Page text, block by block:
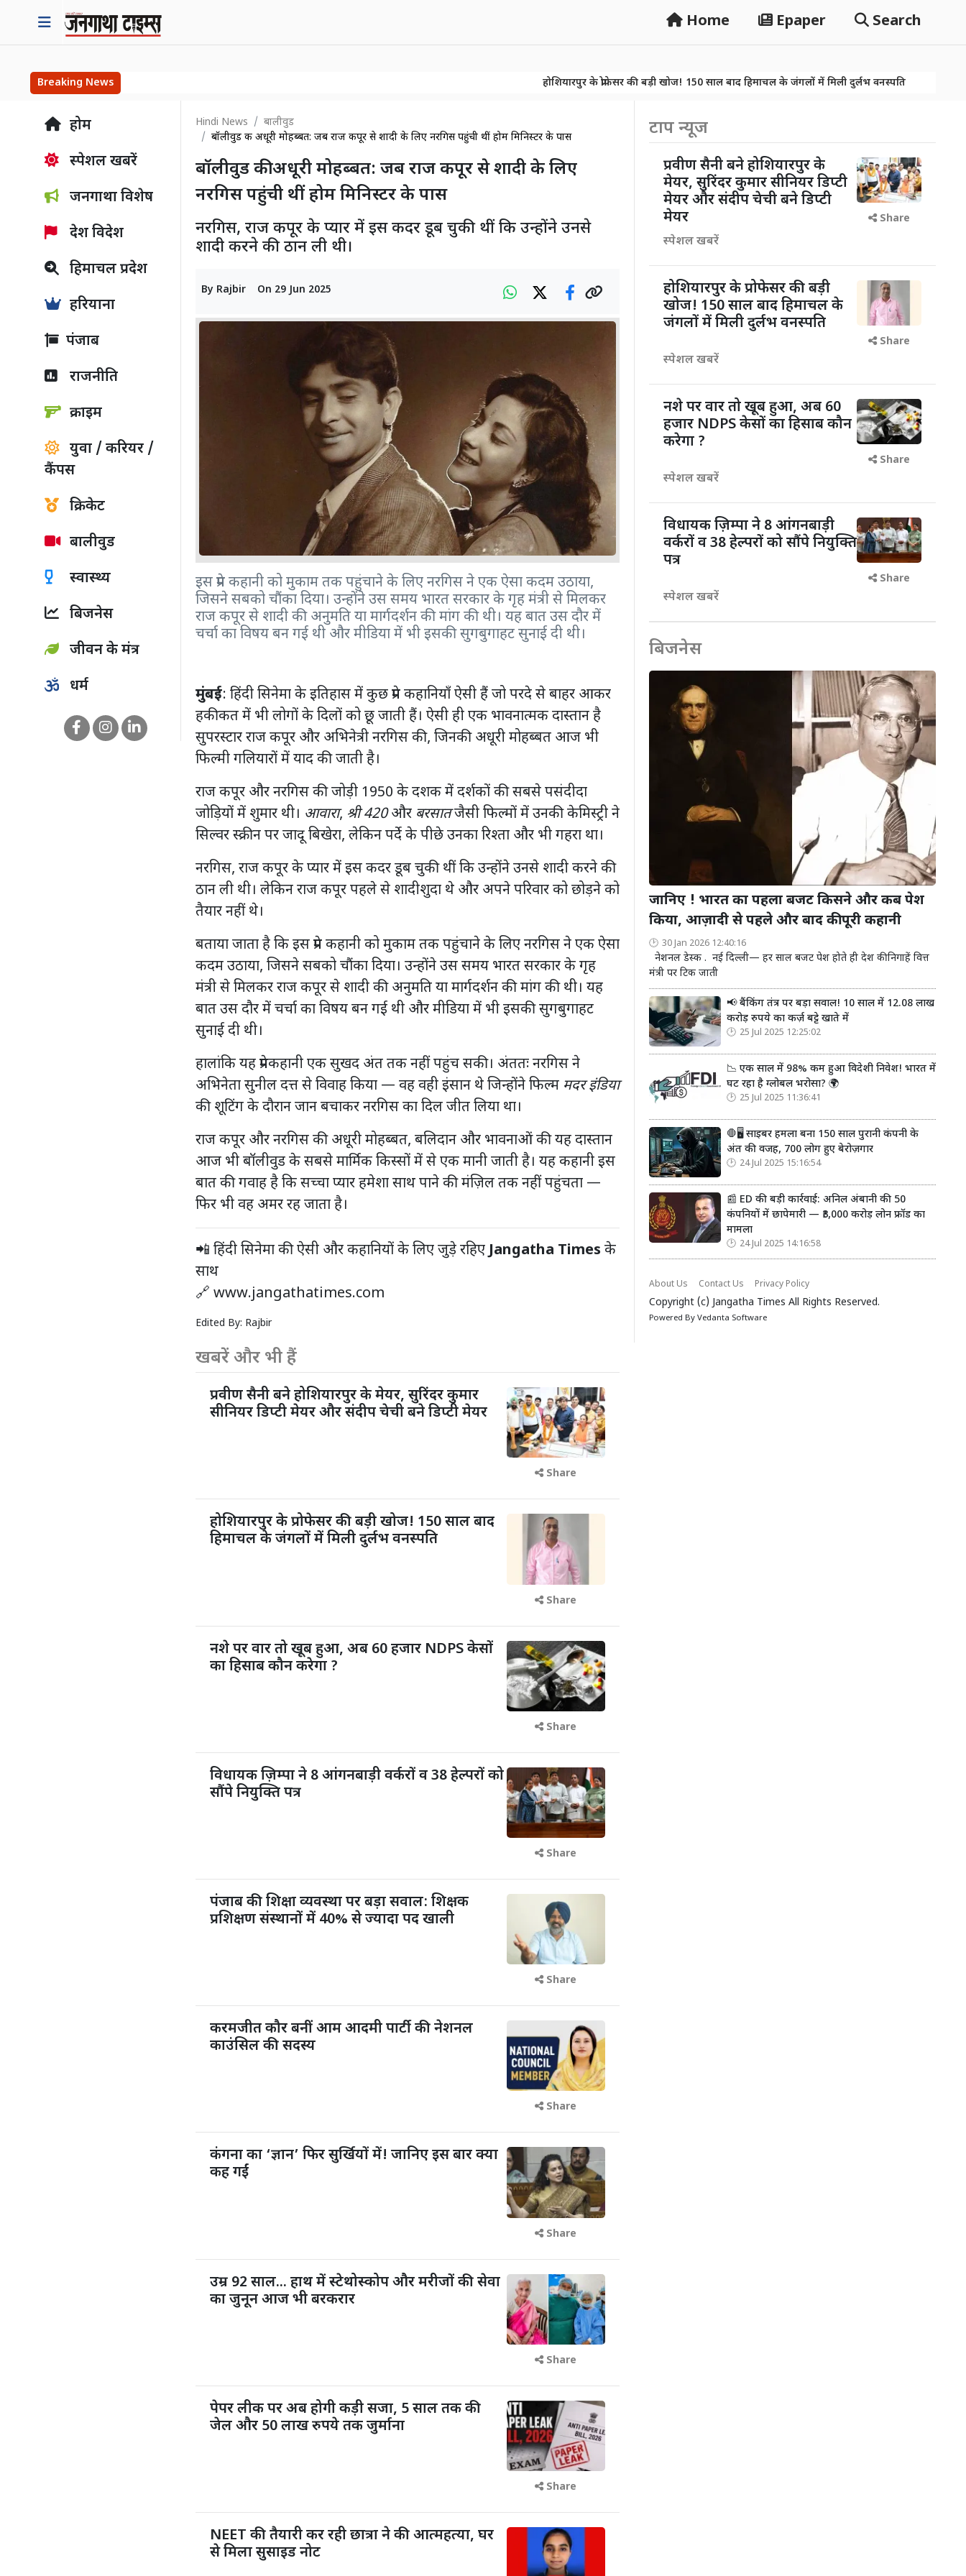
Home Epaper Search
Breaking News होशियारपुर के प्रोफेसर की बड़ी खोज! 150 साल बाद हिमाचल के जंगलों में मिली दुर्लभ वनस्पति
नशे पर वार तो खूब हुआ,
होम
स्पेशल खबरें
जनगाथा विशेष
देश विदेश
हिमाचल प्रदेश
हरियाना
पंजाब
राजनीति
क्राइम
युवा / करियर /
कैंपस
क्रिकेट
बालीवुड
स्वास्थ्य
बिजनेस
जीवन के मंत्र
धर्म
Hindi News
बालीवुड
बॉलीवुड की अधूरी मोहब्बत: जब राज कपूर से शादी के लिए नरगिस पहुंची थीं होम मिनिस्टर के पास
बॉलीवुड की अधूरी मोहब्बत: जब राज कपूर से शादी के लिए
नरगिस पहुंची थीं होम मिनिस्टर के पास
नरगिस, राज कपूर के प्यार में इस कदर डूब चुकी थीं कि उन्होंने उनसे
शादी करने की ठान ली थी।
By Rajbir On 29 Jun 2025
इस प्रेम कहानी को मुकाम तक पहुंचाने के लिए नरगिस ने एक ऐसा कदम उठाया,
जिसने सबको चौंका दिया। उन्होंने उस समय भारत सरकार के गृह मंत्री से मिलकर
राज कपूर से शादी की अनुमति या मार्गदर्शन की मांग की थी। यह बात उस दौर में
चर्चा का विषय बन गई थी और मीडिया में भी इसकी सुगबुगाहट सुनाई दी थी।
मुंबई: हिंदी सिनेमा के इतिहास में कुछ प्रेम कहानियाँ ऐसी हैं जो परदे से बाहर आकर
हकीकत में भी लोगों के दिलों को छू जाती हैं। ऐसी ही एक भावनात्मक दास्तान है
सुपरस्टार राज कपूर और अभिनेत्री नरगिस की, जिनकी अधूरी मोहब्बत आज भी
फिल्मी गलियारों में याद की जाती है।
राज कपूर और नरगिस की जोड़ी 1950 के दशक में दर्शकों की सबसे पसंदीदा
जोड़ियों में शुमार थी। आवारा, श्री 420और बरसातजैसी फिल्मों में उनकी केमिस्ट्री ने
सिल्वर स्क्रीन पर जादू बिखेरा, लेकिन पर्दे के पीछे उनका रिश्ता और भी गहरा था।
नरगिस, राज कपूर के प्यार में इस कदर डूब चुकी थीं कि उन्होंने उनसे शादी करने की
ठान ली थी। लेकिन राज कपूर पहले से शादीशुदा थे और अपने परिवार को छोड़ने को
तैयार नहीं थे।
बताया जाता है कि इस प्रेम कहानी को मुकाम तक पहुंचाने के लिए नरगिस ने एक ऐसा
कदम उठाया, जिसने सबको चौंका दिया। उन्होंने उस समय भारत सरकार के गृह
मंत्री से मिलकर राज कपूर से शादी की अनुमति या मार्गदर्शन की मांग की थी। यह
बात उस दौर में चर्चा का विषय बन गई थी और मीडिया में भी इसकी सुगबुगाहट
सुनाई दी थी।
हालांकि यह प्रेमकहानी एक सुखद अंत तक नहीं पहुंच सकी। अंततः नरगिस ने
अभिनेता सुनील दत्त से विवाह किया — वह वही इंसान थे जिन्होंने फिल्म मदर इंडिया
की शूटिंग के दौरान जान बचाकर नरगिस का दिल जीत लिया था।
राज कपूर और नरगिस की अधूरी मोहब्बत, बलिदान और भावनाओं की यह दास्तान
आज भी बॉलीवुड के सबसे मार्मिक किस्सों में से एक मानी जाती है। यह कहानी इस
बात की गवाह है कि सच्चा प्यार हमेशा साथ पाने की मंज़िल तक नहीं पहुंचता —
फिर भी वह अमर रह जाता है।
📲 हिंदी सिनेमा की ऐसी और कहानियों के लिए जुड़े रहिएJangatha Times के
साथ
🔗 www.jangathatimes.com
Edited By: Rajbir
खबरें और भी हैं
प्रवीण सैनी बने होशियारपुर के मेयर, सुरिंदर कुमार
सीनियर डिप्टी मेयर और संदीप चेची बने डिप्टी मेयर
Share
होशियारपुर के प्रोफेसर की बड़ी खोज! 150 साल बाद
हिमाचल के जंगलों में मिली दुर्लभ वनस्पति
Share
नशे पर वार तो खूब हुआ, अब 60 हजार NDPS केसों
का हिसाब कौन करेगा ?
Share
विधायक ज़िम्पा ने 8 आंगनबाड़ी वर्करों व 38 हेल्परों को
सौंपे नियुक्ति पत्र
Share
पंजाब की शिक्षा व्यवस्था पर बड़ा सवाल: शिक्षक
प्रशिक्षण संस्थानों में 40% से ज्यादा पद खाली
Share
करमजीत कौर बनीं आम आदमी पार्टी की नेशनल
काउंसिल की सदस्य
Share
कंगना का ‘ज्ञान’ फिर सुर्खियों में! जानिए इस बार क्या
कह गईं
Share
उम्र 92 साल... हाथ में स्टेथोस्कोप और मरीजों की सेवा
का जुनून आज भी बरकरार
Share
पेपर लीक पर अब होगी कड़ी सजा, 5 साल तक की
जेल और 50 लाख रुपये तक जुर्माना
Share
NEET की तैयारी कर रही छात्रा ने की आत्महत्या, घर
से मिला सुसाइड नोट
टाप न्यूज
प्रवीण सैनी बने होशियारपुर के
मेयर, सुरिंदर कुमार सीनियर डिप्टी
मेयर और संदीप चेची बने डिप्टी
मेयर
स्पेशल खबरें
Share
होशियारपुर के प्रोफेसर की बड़ी
खोज! 150 साल बाद हिमाचल के
जंगलों में मिली दुर्लभ वनस्पति
स्पेशल खबरें
Share
नशे पर वार तो खूब हुआ, अब 60
हजार NDPS केसों का हिसाब कौन
करेगा ?
स्पेशल खबरें
Share
विधायक ज़िम्पा ने 8 आंगनबाड़ी
वर्करों व 38 हेल्परों को सौंपे नियुक्ति
पत्र
स्पेशल खबरें
Share
बिजनेस
जानिए ! भारत का पहला बजट किसने और कब पेश
किया, आज़ादी से पहले और बाद की पूरी कहानी
30 Jan 2026 12:40:16
नेशनल डेस्क . नई दिल्ली— हर साल बजट पेश होते ही देश की निगाहें वित्त
मंत्री पर टिक जाती
📢 बैंकिंग तंत्र पर बड़ा सवाल! 10 साल में 12.08 लाख
करोड़ रुपये का कर्ज़ बट्टे खाते में
25 Jul 2025 12:25:02
📉 एक साल में 98% कम हुआ विदेशी निवेश! भारत में
घट रहा है ग्लोबल भरोसा? 🌍
25 Jul 2025 11:36:41
🛑🖥️ साइबर हमला बना 150 साल पुरानी कंपनी के
अंत की वजह, 700 लोग हुए बेरोज़गार
24 Jul 2025 15:16:54
📰 ED की बड़ी कार्रवाई: अनिल अंबानी की 50
कंपनियों में छापेमारी — ₹3,000 करोड़ लोन फ्रॉड का
मामला
24 Jul 2025 14:16:58
About Us Contact Us Privacy Policy
Copyright (c) Jangatha Times All Rights Reserved.
Powered By Vedanta Software